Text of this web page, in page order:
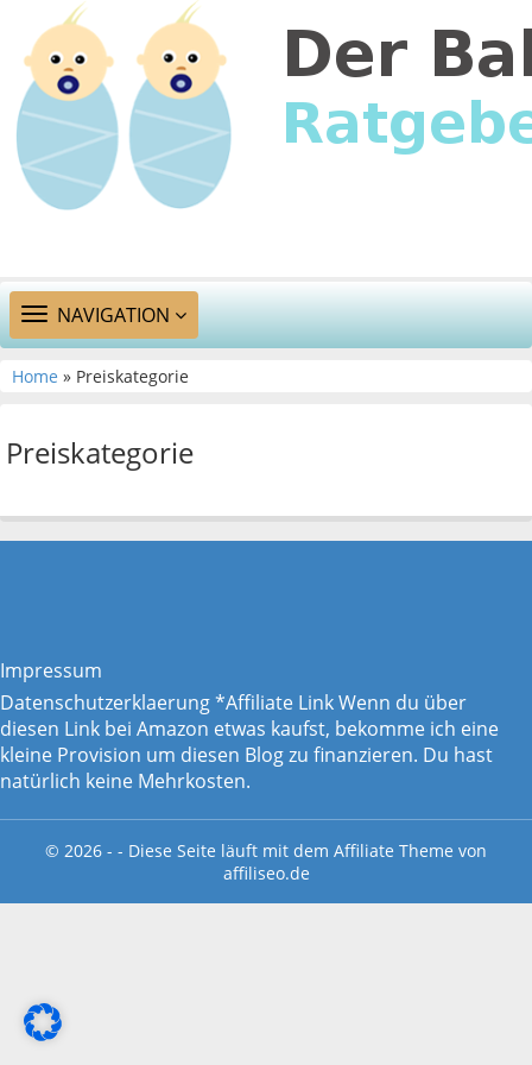
TOGGLE
NAVIGATION
NAVIGATION
Home » Preiskategorie
Preiskategorie
Impressum
Datenschutzerklaerung*Affiliate Link Wenn du über
diesen Link bei Amazon etwas kaufst, bekomme ich eine
kleine Provision um diesen Blog zu finanzieren. Du hast
natürlich keine Mehrkosten.
© 2026 - - Diese Seite läuft mit dem Affiliate Theme von
affiliseo.de